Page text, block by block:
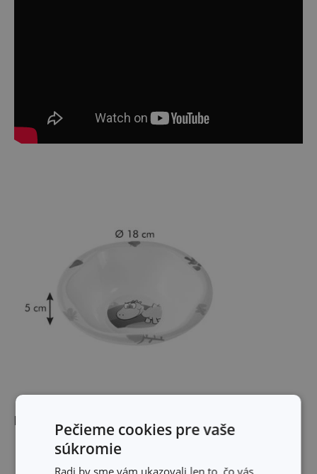
RozmeryPečieme cookies pre vaše
súkromie
Radi by sme vám ukazovali len to, čo vás